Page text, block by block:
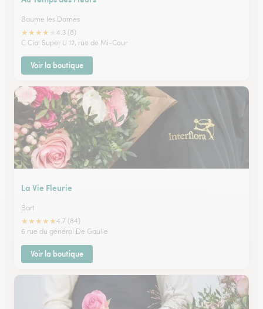
Baume les Dames
★★★★
4.3 (8)
C.Cial Super U 12, rue de Mi-Cour
Voir la boutique
La Vie Fleurie
Bart
★★★★★4.7 (84)
6 rue du général De Gaulle
Voir la boutique